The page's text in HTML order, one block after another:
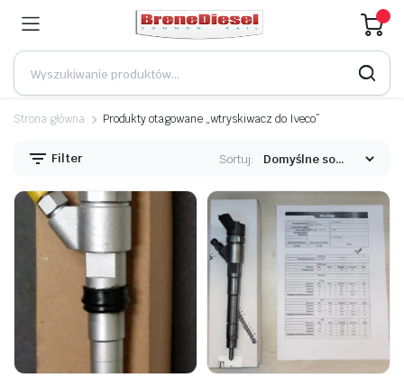
Strona główna Produkty otagowane „wtryskiwacz do Iveco”
Filter Sortuj: